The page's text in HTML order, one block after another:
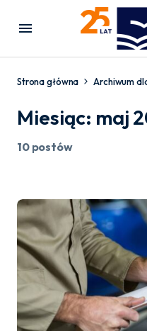
Strona główna Archiwum
Miesiąc: maj
10 postów